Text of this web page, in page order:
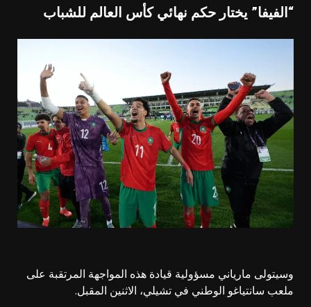
“الفيفا” يختار حكم نهائي كأس العالم للشباب
وسيتولى مارياني مسؤولية قيادة هذه المواجهة المرتقبة على
ملعب سانتياغو الوطني في تشيلي، الاثنين المقبل.